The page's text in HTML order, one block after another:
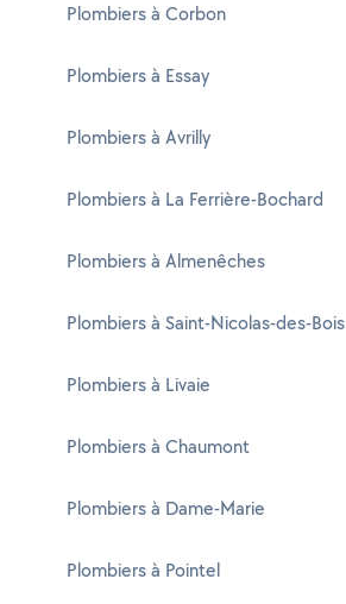
Plombiers à Corbon
Plombiers à Essay
Plombiers à Avrilly
Plombiers à La Ferrière-Bochard
Plombiers à Almenêches
Plombiers à Saint-Nicolas-des-Bois
Plombiers à Livaie
Plombiers à Chaumont
Plombiers à Dame-Marie
Plombiers à Pointel